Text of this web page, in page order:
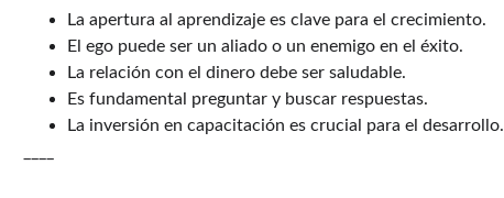
La apertura al aprendizaje es clave para el crecimiento.
El ego puede ser un aliado o un enemigo en el éxito.
La relación con el dinero debe ser saludable.
Es fundamental preguntar y buscar respuestas.
La inversión en capacitación es crucial para el desarrollo.